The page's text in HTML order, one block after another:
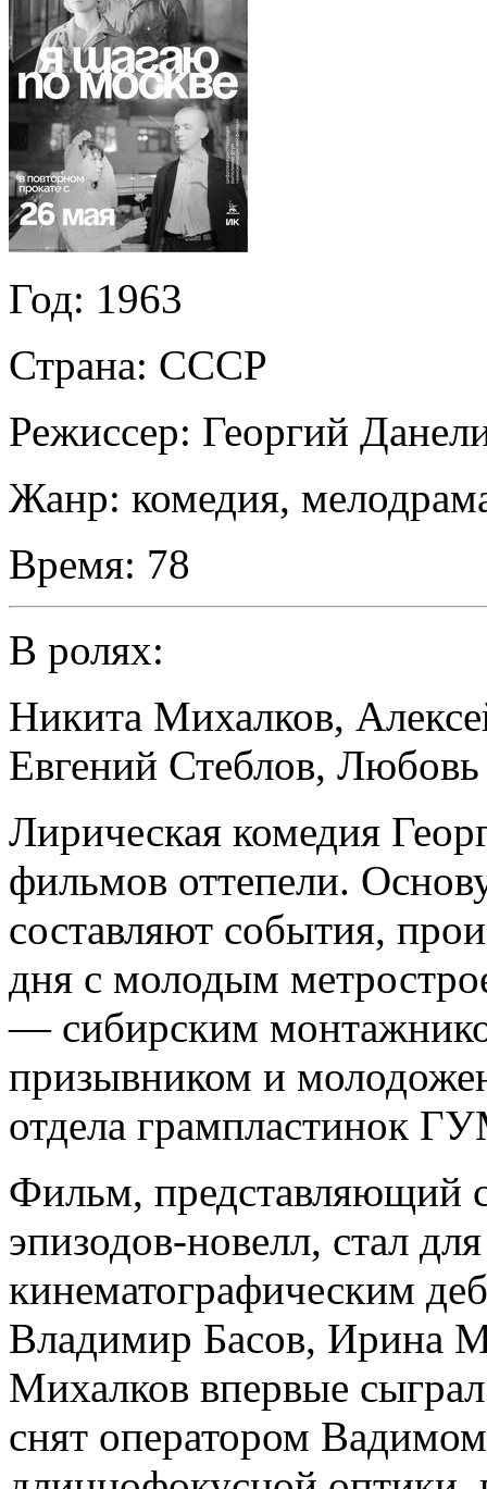
Год: 1963
Страна: СССР
Режиссер: Георгий
Жанр: комедия,
Время: 78
В ролях:
Никита Михалков,
Евгений Стеблов, Любовь
Лирическая комедия
фильмов оттепели.
составляют события,
дня с молодым
— сибирским
призывником и
отдела грампластинок
Фильм, представляющий
эпизодов-новелл, стал
кинематографическим
Владимир Басов, Ирина
Михалков впервые
снят оператором